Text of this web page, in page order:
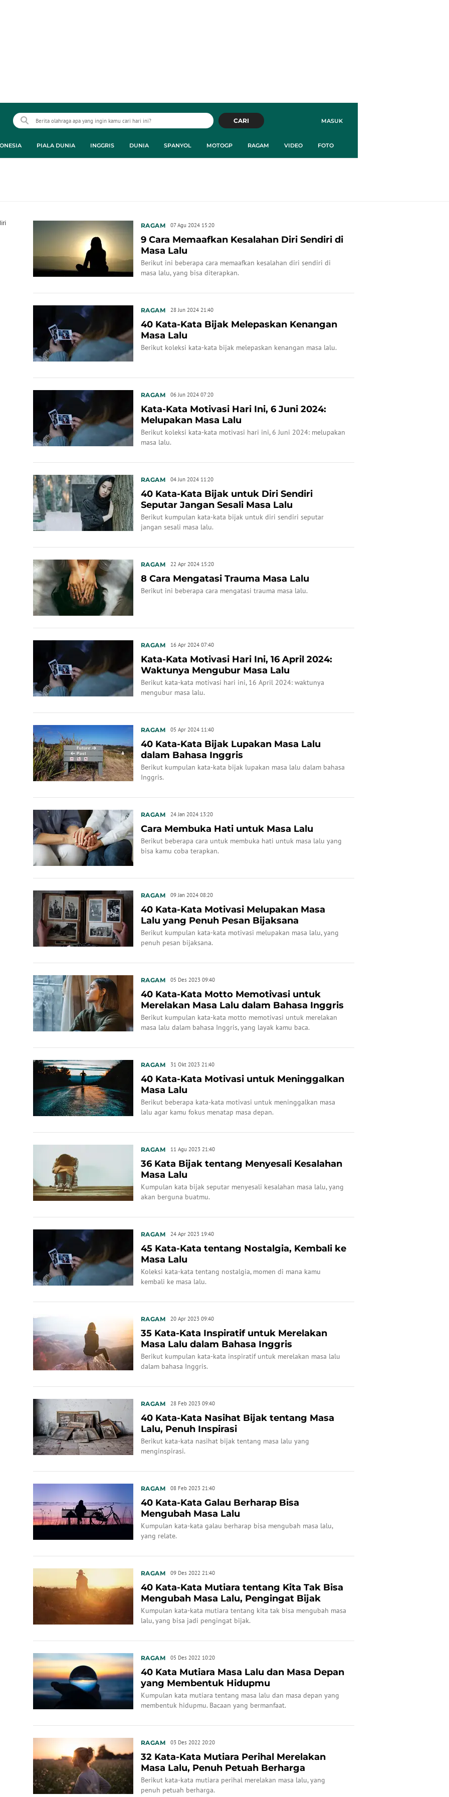
MASUK
CARI
PIALA DUNIA INGGRIS DUNIA SPANYOL MOTOGP RAGAM VIDEO FOTO
RAGAM 07 Agu 2024 15:20
9 Cara Memaafkan Kesalahan Diri Sendiri di
Masa Lalu
Berikut ini beberapa cara memaafkan kesalahan diri sendiri di
masa lalu, yang bisa diterapkan.
RAGAM 28 Jun 2024 21:40
40 Kata-Kata Bijak Melepaskan Kenangan
Masa Lalu
Berikut koleksi kata-kata bijak melepaskan kenangan masa lalu.
RAGAM 06 Jun 2024 07:20
Kata-Kata Motivasi Hari Ini, 6 Juni 2024:
Melupakan Masa Lalu
Berikut koleksi kata-kata motivasi hari ini, 6 Juni 2024: melupakan
masa lalu.
RAGAM 04 Jun 2024 11:20
40 Kata-Kata Bijak untuk Diri Sendiri
Seputar Jangan Sesali Masa Lalu
Berikut kumpulan kata-kata bijak untuk diri sendiri seputar
jangan sesali masa lalu.
RAGAM 22 Apr 2024 15:20
8 Cara Mengatasi Trauma Masa Lalu
Berikut ini beberapa cara mengatasi trauma masa lalu.
RAGAM 16 Apr 2024 07:40
Kata-Kata Motivasi Hari Ini, 16 April 2024:
Waktunya Mengubur Masa Lalu
Berikut kata-kata motivasi hari ini, 16 April 2024: waktunya
mengubur masa lalu.
RAGAM 05 Apr 2024 11:40
40 Kata-Kata Bijak Lupakan Masa Lalu
dalam Bahasa Inggris
Berikut kumpulan kata-kata bijak lupakan masa lalu dalam bahasa
Inggris.
RAGAM 24 Jan 2024 13:20
Cara Membuka Hati untuk Masa Lalu
Berikut beberapa cara untuk membuka hati untuk masa lalu yang
bisa kamu coba terapkan.
RAGAM 09 Jan 2024 08:20
40 Kata-Kata Motivasi Melupakan Masa
Lalu yang Penuh Pesan Bijaksana
Berikut kumpulan kata-kata motivasi melupakan masa lalu, yang
penuh pesan bijaksana.
RAGAM 05 Des 2023 09:40
40 Kata-Kata Motto Memotivasi untuk
Merelakan Masa Lalu dalam Bahasa Inggris
Berikut kumpulan kata-kata motto memotivasi untuk merelakan
masa lalu dalam bahasa Inggris, yang layak kamu baca.
RAGAM 31 Okt 2023 21:40
40 Kata-Kata Motivasi untuk Meninggalkan
Masa Lalu
Berikut beberapa kata-kata motivasi untuk meninggalkan masa
lalu agar kamu fokus menatap masa depan.
RAGAM 11 Agu 2023 21:40
36 Kata Bijak tentang Menyesali Kesalahan
Masa Lalu
Kumpulan kata bijak seputar menyesali kesalahan masa lalu, yang
akan berguna buatmu.
RAGAM 24 Apr 2023 19:40
45 Kata-Kata tentang Nostalgia, Kembali ke
Masa Lalu
Koleksi kata-kata tentang nostalgia, momen di mana kamu
kembali ke masa lalu.
RAGAM 20 Apr 2023 09:40
35 Kata-Kata Inspiratif untuk Merelakan
Masa Lalu dalam Bahasa Inggris
Berikut kumpulan kata-kata inspiratif untuk merelakan masa lalu
dalam bahasa Inggris.
RAGAM 28 Feb 2023 09:40
40 Kata-Kata Nasihat Bijak tentang Masa
Lalu, Penuh Inspirasi
Berikut kata-kata nasihat bijak tentang masa lalu yang
menginspirasi.
RAGAM 08 Feb 2023 21:40
40 Kata-Kata Galau Berharap Bisa
Mengubah Masa Lalu
Kumpulan kata-kata galau berharap bisa mengubah masa lalu,
yang relate.
RAGAM 09 Des 2022 21:40
40 Kata-Kata Mutiara tentang Kita Tak Bisa
Mengubah Masa Lalu, Pengingat Bijak
Kumpulan kata-kata mutiara tentang kita tak bisa mengubah masa
lalu, yang bisa jadi pengingat bijak.
RAGAM 05 Des 2022 10:20
40 Kata Mutiara Masa Lalu dan Masa Depan
yang Membentuk Hidupmu
Kumpulan kata mutiara tentang masa lalu dan masa depan yang
membentuk hidupmu. Bacaan yang bermanfaat.
RAGAM 03 Des 2022 20:20
32 Kata-Kata Mutiara Perihal Merelakan
Masa Lalu, Penuh Petuah Berharga
Berikut kata-kata mutiara perihal merelakan masa lalu, yang
penuh petuah berharga.